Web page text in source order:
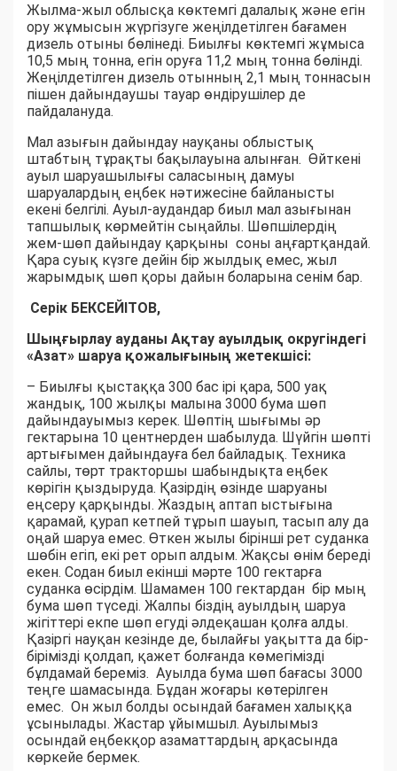
Жылма-жыл облысқа көктемгі далалық және егін
ору жұмысын жүргізуге жеңілдетілген бағамен
дизель отыны бөлінеді. Биылғы көктемгі жұмыса
10,5 мың тонна, егін оруға 11,2 мың тонна бөлінді.
Жеңілдетілген дизель отынның 2,1 мың тоннасын
пішен дайындаушы тауар өндірушілер де
пайдалануда.
Мал азығын дайындау науқаны облыстық
штабтың тұрақты бақылауына алынған. Өйткені
ауыл шаруашылығы саласының дамуы
шаруалардың еңбек нәтижесіне байланысты
екені белгілі. Ауыл-аудандар биыл мал азығынан
тапшылық көрмейтін сыңайлы. Шөпшілердің
жем-шөп дайындау қарқыны соны аңғартқандай.
Қара суық күзге дейін бір жылдық емес, жыл
жарымдық шөп қоры дайын боларына сенім бар.
Серік БЕКСЕЙІТОВ,
Шыңғырлау ауданы Ақтау ауылдық округіндегі
«Азат» шаруа қожалығының жетекшісі:
– Биылғы қыстаққа 300 бас ірі қара, 500 уақ
жандық, 100 жылқы малына 3000 бума шөп
дайындауымыз керек. Шөптің шығымы әр
гектарына 10 центнерден шабылуда. Шүйгін шөпті
артығымен дайындауға бел байладық. Техника
сайлы, төрт тракторшы шабындықта еңбек
көрігін қыздыруда. Қазірдің өзінде шаруаны
еңсеру қарқынды. Жаздың аптап ыстығына
қарамай, қурап кетпей тұрып шауып, тасып алу да
оңай шаруа емес. Өткен жылы бірінші рет суданка
шөбін егіп, екі рет орып алдым. Жақсы өнім береді
екен. Содан биыл екінші мәрте 100 гектарға
суданка өсірдім. Шамамен 100 гектардан бір мың
бума шөп түседі. Жалпы біздің ауылдың шаруа
жігіттері екпе шөп егуді әлдеқашан қолға алды.
Қазіргі науқан кезінде де, былайғы уақытта да бір-
бірімізді қолдап, қажет болғанда көмегімізді
бұлдамай береміз. Ауылда бума шөп бағасы 3000
теңге шамасында. Бұдан жоғары көтерілген
емес. Он жыл болды осындай бағамен халыққа
ұсынылады. Жастар ұйымшыл. Ауылымыз
осындай еңбекқор азаматтардың арқасында
көркейе бермек.